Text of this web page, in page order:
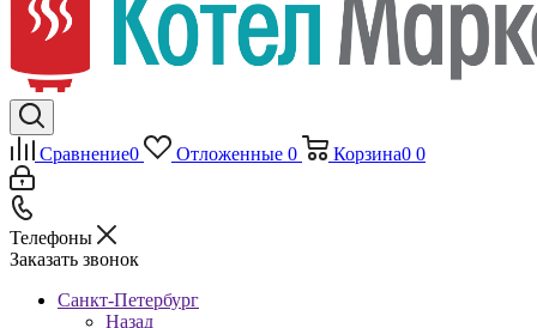
Сравнение0 Отложенные 0 Корзина0 0
Телефоны
Заказать звонок
Санкт-Петербург
Назад